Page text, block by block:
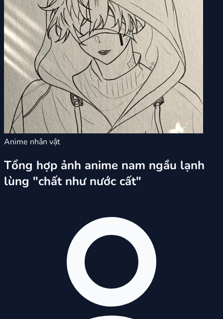
Anime nhân vật
Tổng hợp ảnh anime nam ngầu lạnh
lùng "chất như nước cất"